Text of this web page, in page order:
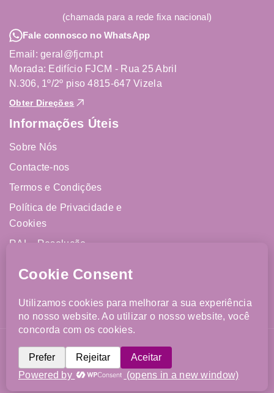
(chamada para a rede fixa nacional)
Fale connosco no WhatsApp
Email: geral@fjcm.pt
Morada: Edifício FJCM - Rua 25 Abril
N.306, 1º/2º piso 4815-647 Vizela
Obter Direções
Informações Úteis
Sobre Nós
Contacte-nos
Termos e Condições
Política de Privacidade e
Cookies
RAL - Resolução
Livro de Reclamações
©{Year} FJCM. Todos os direitos reservados. Website
desenvolvido porImparpower